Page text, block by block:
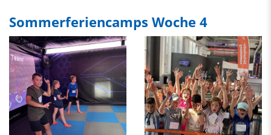
Sommerferiencamps Woche 4